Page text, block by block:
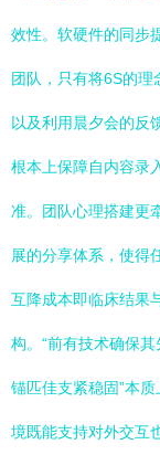
效性。软硬件的同步
团队，只有将6S的理
以及利用晨夕会的反
根本上保障自内容录
准。团队心理搭建更
展的分享体系，使得
互降成本即临床结果
构。“前有技术确保
锚匹佳支紧稳固”本
境既能支持对外交互